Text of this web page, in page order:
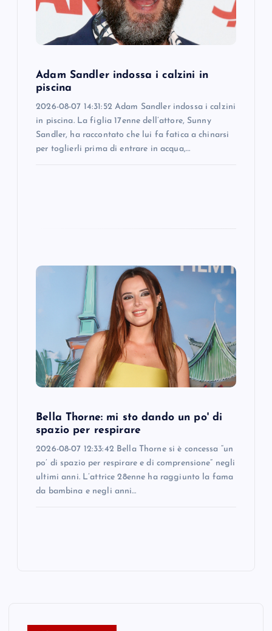
Adam Sandler indossa i calzini in
piscina
2026-08-07 14:31:52 Adam Sandler indossa i calzini
in piscina. La figlia 17enne dell’attore, Sunny
Sandler, ha raccontato che lui fa fatica a chinarsi
per toglierli prima di entrare in acqua,…
Bella Thorne: mi sto dando un po' di
spazio per respirare
2026-08-07 12:33:42 Bella Thorne si è concessa “un
po’ di spazio per respirare e di comprensione” negli
ultimi anni. L’attrice 28enne ha raggiunto la fama
da bambina e negli anni…